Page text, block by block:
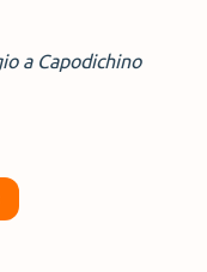
a Capodichino